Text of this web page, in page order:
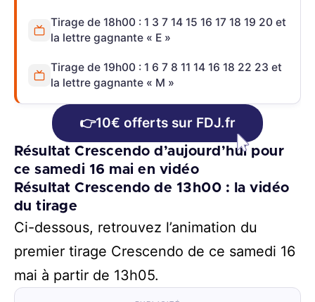
Tirage de 18h00 : 1 3 7 14 15 16 17 18 19 20 et
la lettre gagnante « E »
Tirage de 19h00 : 1 6 7 8 11 14 16 18 22 23 et
la lettre gagnante « M »
👉10€ offerts sur FDJ.fr
Résultat Crescendo d’aujourd’hui pour
ce samedi 16 mai en vidéo
Résultat Crescendo de 13h00 : la vidéo
du tirage
Ci-dessous, retrouvez l’animation du
premier tirage Crescendo de ce samedi 16
mai à partir de 13h05.